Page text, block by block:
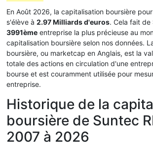
En Août 2026, la capitalisation boursière pour
s'élève à 2.97 Milliards d'euros. Cela fait de
3991ème entreprise la plus précieuse au
capitalisation boursière selon nos données.
boursière, ou marketcap en Anglais, est la
totale des actions en circulation d'une
bourse et est couramment utilisée pour
entreprise.
Historique de la
boursière de Suntec
2007 à 2026